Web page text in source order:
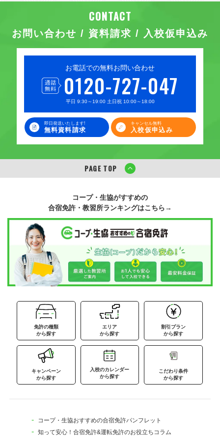
お問い合わせ / 資料請求 / 入校仮申込み
お電話での無料お問い合わせ
0120-727-047
平日 9:30～19:00 土日祝 10:00～18:00
即日発送いたします!
無料資料請求
キャンセル無料
入校仮申込み
PAGE TOP
コープ・生協がすすめの
合宿免許・教習所ランキングはこちら→
免許の種類
から探す
エリア
から探す
割引プラン
から探す
キャンペーン
から探す
入校のカレンダー
から探す
こだわり条件
から探す
コープ・生協おすすめの合宿免許パンフレット
知って安心！合宿免許&運転免許のお役立ちコラム